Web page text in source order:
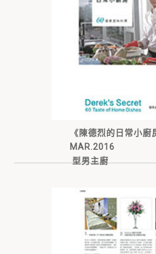
《陳德烈的日常小廚
MAR.2016
型男主廚